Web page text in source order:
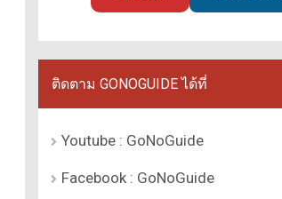
ติดตาม GONOGUIDE ได้ที่
Youtube : GoNoGuide
Facebook : GoNoGuide